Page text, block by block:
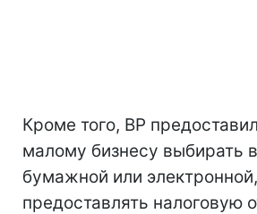
Кроме того, ВР
малому бизнесу выбирать
бумажной или электронной,
предоставлять налоговую